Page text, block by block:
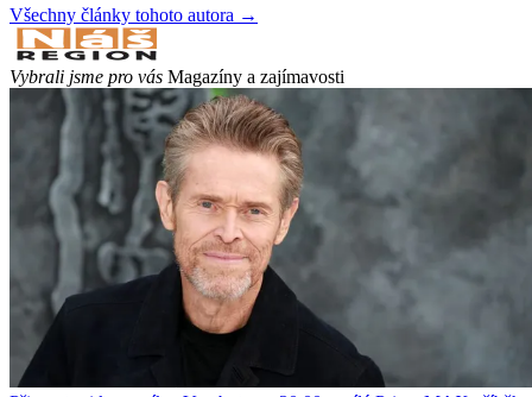
Všechny články tohoto autora →
Vybrali jsme pro vás Magazíny a zajímavosti